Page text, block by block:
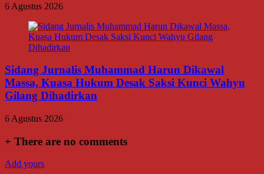
6 Agustus 2026
Sidang Jurnalis Muhammad Harun Dikawal
Massa, Kuasa Hukum Desak Saksi Kunci Wahyu
Gilang Dihadirkan
6 Agustus 2026
+ There are no comments
Add yours